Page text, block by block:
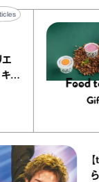
リエ
プ キャ
40articles
【
ら始